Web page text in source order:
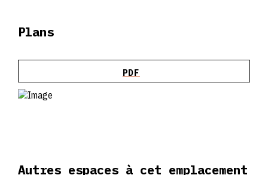
Plans
PDF
Autres espaces à cet emplacement